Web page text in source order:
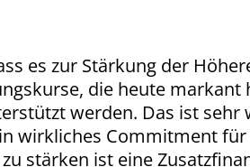
es zur Stärkung der
die heute
werden. Das ist
wirkliches Commitment
stärken ist eine